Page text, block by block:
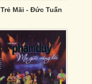
Trẻ Mãi - Đức Tuấn